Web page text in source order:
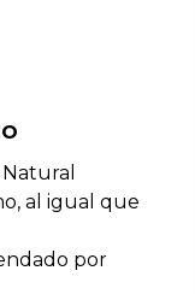
al igual que
por